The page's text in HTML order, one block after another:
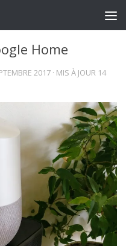
Home
2017 · MIS À JOUR 14